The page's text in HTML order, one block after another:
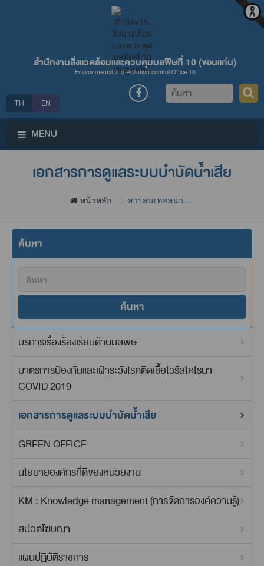
สำนักงานสิ่งแวดล้อมและควบคุมมลพิษที่ 10 (ขอนแก่น)
Environmental and Pollution control Office 10
TH EN
ค้นหา
MENU
เอกสารการดูแลระบบบำบัดน้ำเสีย
หน้าหลัก
สารสนเทศหน่วย
ค้นหา
ค้นหา
บริการเรื่องร้องเรียนด้านมลพิษ
มาตรการป้องกันและเฝ้าระวังโรคติดเชื้อไวรัสโคโรนา
COVID 2019
เอกสารการดูแลระบบบำบัดน้ำเสีย
GREEN OFFICE
นโยบายองค์กรที่ดีของหน่วยงาน
KM : Knowledge management (การจัดการองค์ความรู้)
สปอตโฆษณา
แผนปฏิบัติราชการ